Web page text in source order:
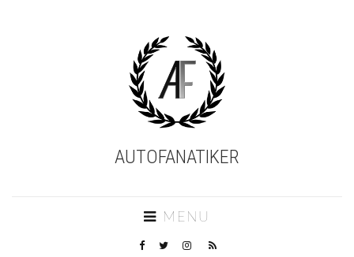
AUTOFANATIKER
MENU